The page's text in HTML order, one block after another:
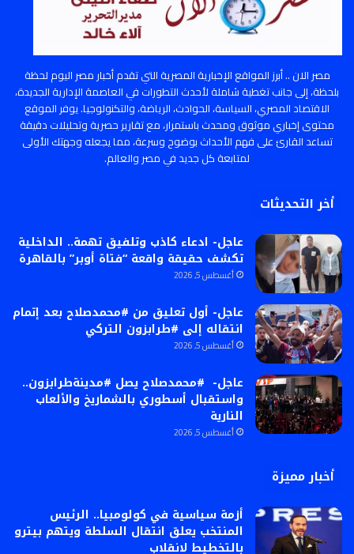
مصر الان .. أبرز المواقع الإخبارية المصرية التي تقدم أخبار مصر اليوم لحظة
بلحظة، إلى جانب تغطية شاملة لأحدث التطورات في العاصمة الإدارية الجديدة،
الاقتصاد المصري، السياسة، الحوادث، الرياضة، والتكنولوجيا. يوفر الموقع
محتوى إخباري موثوق ومحدث باستمرار، مع تقارير حصرية وتحليلات دقيقة
تساعد القارئ على فهم الأحداث بوضوح وسرعة، مما يجعله وجهتك الأولى
لمتابعة كل جديد في مصر والعالم.
أخر التحديثات
عاجل- ادعاء كاذب وتلفيق تهمة.. الداخلية
تكشف حقيقة واقعة “فتاة أوبر” بالقاهرة
أغسطس 5, 2026
عاجل- أول تعليق من #محمدصلاح بعد إتمام
انتقاله إلى #طرابزون التركي
أغسطس 5, 2026
عاجل- #محمدصلاح يصل #مدينةطرابزون..
واستقبال أسطوري بالشماريخ والألعاب
النارية
أغسطس 5, 2026
أخبار مميزة
أزمة سياسية في كولومبيا.. الرئيس
المنتخب يعلق انتقال السلطة ويتهم بيترو
بالتخطيط لانقلاب